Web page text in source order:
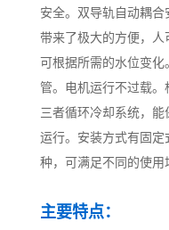
安全。双导轨自动耦
带来了极大的方便，
可根据所需的水位变
管。电机运行不过载
三者循环冷却系统，
运行。安装方式有固
种，可满足不同的使用
主要特点：